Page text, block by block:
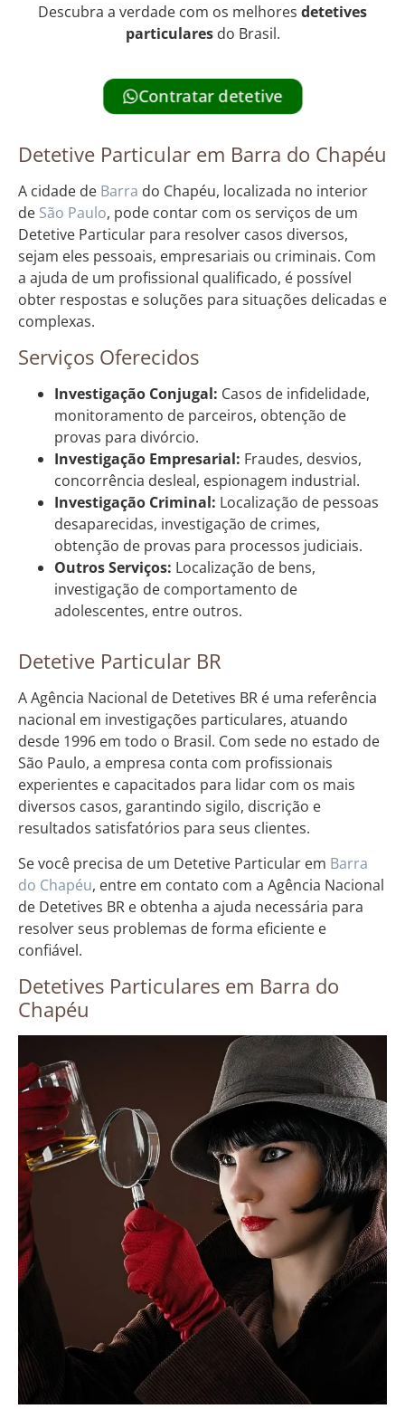
Descubra a verdade com os melhores detetives
particularesdo Brasil.
Contratar detetive
Detetive Particular em Barra do Chapéu
A cidade de Barra do Chapéu, localizada no interior
de São Paulo, pode contar com os serviços de um
Detetive Particular para resolver casos diversos,
sejam eles pessoais, empresariais ou criminais. Com
a ajuda de um profissional qualificado, é possível
obter respostas e soluções para situações delicadas e
complexas.
Serviços Oferecidos
Investigação Conjugal: Casos de infidelidade,
monitoramento de parceiros, obtenção de
provas para divórcio.
Investigação Empresarial: Fraudes, desvios,
concorrência desleal, espionagem industrial.
Investigação Criminal: Localização de pessoas
desaparecidas, investigação de crimes,
obtenção de provas para processos judiciais.
Outros Serviços: Localização de bens,
investigação de comportamento de
adolescentes, entre outros.
Detetive Particular BR
A Agência Nacional de Detetives BR é uma referência
nacional em investigações particulares, atuando
desde 1996 em todo o Brasil. Com sede no estado de
São Paulo, a empresa conta com profissionais
experientes e capacitados para lidar com os mais
diversos casos, garantindo sigilo, discrição e
resultados satisfatórios para seus clientes.
Se você precisa de um Detetive Particular em Barra
do Chapéu, entre em contato com a Agência Nacional
de Detetives BR e obtenha a ajuda necessária para
resolver seus problemas de forma eficiente e
confiável.
Detetives Particulares em Barra do
Chapéu